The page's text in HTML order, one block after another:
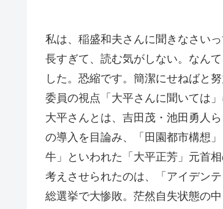
私は、稲盛和夫さんに聞きなさいっ
長すぎて、読む気がしない。なん
した。恐縮です。簡潔にせねばと
委員の視点「大平さんに聞いては」
大平さんとは、吉田茂・池田勇人
の導入を目論み、「田園都市構想
牛」といわれた「大平正芳」元首相
考えさせられたのは、「アイデン
総選挙で大惨敗。茫然自失状態の